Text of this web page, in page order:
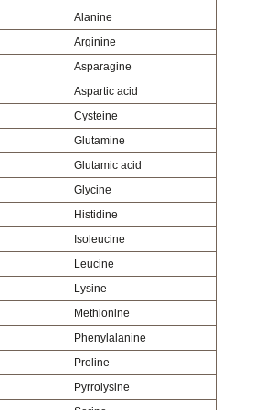
Alanine
Arginine
Asparagine
Aspartic acid
Cysteine
Glutamine
Glutamic acid
Glycine
Histidine
Isoleucine
Leucine
Lysine
Methionine
Phenylalanine
Proline
Pyrrolysine